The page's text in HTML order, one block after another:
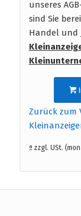
unseres
sind Sie
Handel und
Zurück zum
ª zzgl. USt.